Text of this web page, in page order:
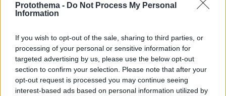
Protothema - Do Not Process My Personal
Information
If you wish to opt-out of the sale, sharing to third parties, or
processing of your personal or sensitive information for
targeted advertising by us, please use the below opt-out
section to confirm your selection. Please note that after your
opt-out request is processed you may continue seeing
interest-based ads based on personal information utilized by
Αμπντούλ Ελ Σαγέντ: Ο
Μίσιγκαν που κέρδισε το χρίσμα των
Δημοκρατικών, κόντρα στο ισχυρό
ισραηλινό λόμπι
05.08.2026, 19:24 186